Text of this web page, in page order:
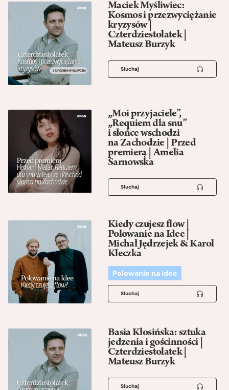
Maciek Myśliwiec:
Kosmos i przezwyciężanie
kryzysów |
Czterdziestolatek |
Mateusz Burzyk
Słuchaj
„Moi przyjaciele”,
„Requiem dla snu”
i słońce wschodzi
na Zachodzie | Przed
premierą | Amelia
Sarnowska
Słuchaj
Kiedy czujesz flow |
Polowanie na Idee |
Michał Jędrzejek & Karol
Kleczka
Polowanie na Idee
Słuchaj
Basia Kłosińska: sztuka
jedzenia i gościnności |
Czterdziestolatek |
Mateusz Burzyk
Słuchaj